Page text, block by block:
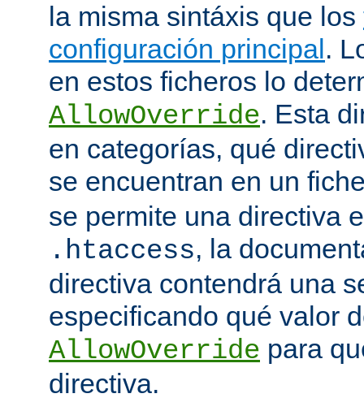
la misma sintáxis que los
configuración principal.
en estos ficheros lo
AllowOverride. Esta
en categorías, qué
se encuentran en un
se permite una directiva
.htaccess, la
directiva contendrá una
especificando qué valor
AllowOverride para
directiva.